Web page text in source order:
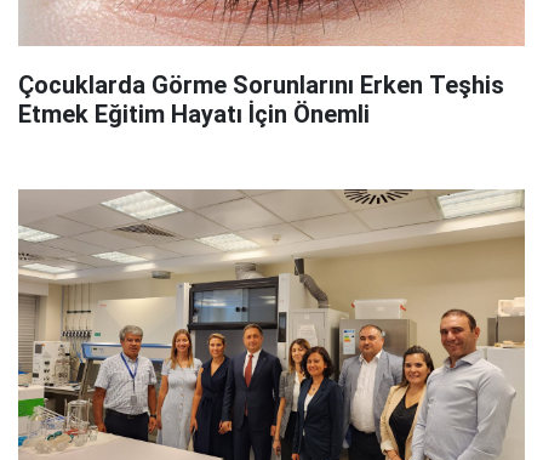
Çocuklarda Görme Sorunlarını Erken Teşhis
Etmek Eğitim Hayatı İçin Önemli